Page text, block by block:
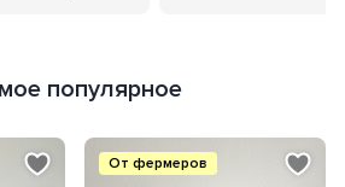
популярное
От фермеров